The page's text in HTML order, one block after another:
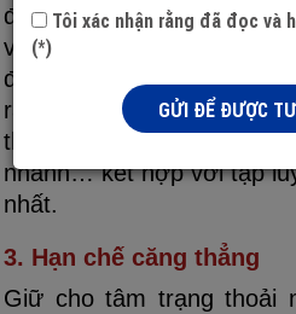
đó, chị em nên điều
vẫn cần ăn uống đủ 4
đạm, béo, vitamin và
rau xanh và trái cây
thích, thức ăn nhiều
nhanh… kết hợp với tập
nhất.
3. Hạn chế căng thẳng
Giữ cho tâm trạng thoải
Tôi xác nhận rằng đã đọc và
(*)